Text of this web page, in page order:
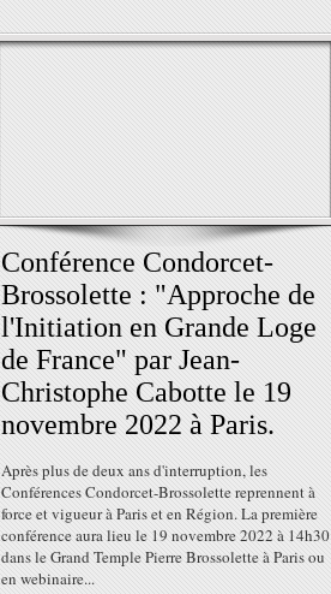
Conférence Condorcet-
Brossolette : "Approche de
l'Initiation en Grande Loge
de France" par Jean-
Christophe Cabotte le 19
novembre 2022 à Paris.
Après plus de deux ans d'interruption, les
Conférences Condorcet-Brossolette reprennent à
force et vigueur à Paris et en Région. La première
conférence aura lieu le 19 novembre 2022 à 14h30
dans le Grand Temple Pierre Brossolette à Paris ou
en webinaire...